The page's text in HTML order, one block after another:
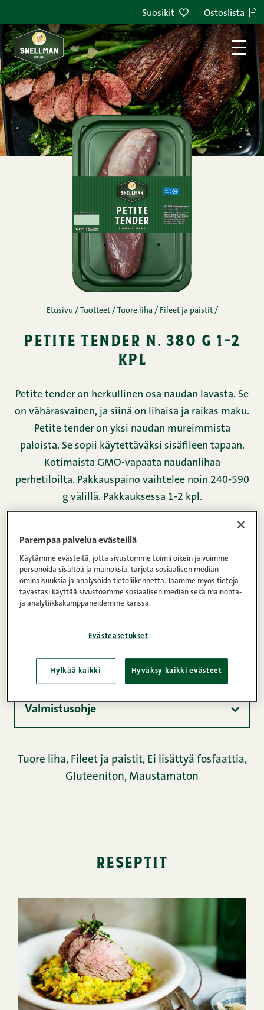
Suosikit Ostoslista
Etusivu / Tuotteet / Tuore liha / Fileet ja paistit /
petite tender n. 380 g 1-2
kpl
Petite tender on herkullinen osa naudan lavasta. Se
on vähärasvainen, ja siinä on lihaisa ja raikas maku.
Petite tender on yksi naudan mureimmista
paloista. Se sopii käytettäväksi sisäfileen tapaan.
Kotimaista GMO-vapaata naudanlihaa
perhetiloilta. Pakkauspaino vaihtelee noin 240-590
g välillä. Pakkauksessa 1-2 kpl.
Lihapitoisuus
100% 380g
Ravintosisältö
Valmistusohje
Tuore liha, Fileet ja paistit, Ei lisättyä fosfaattia,
Gluteeniton, Maustamaton
reseptit
Parempaa palvelua evästeillä
Käytämme evästeitä, jotta sivustomme toimii oikein ja voimme
personoida sisältöä ja mainoksia, tarjota sosiaalisen median
ominaisuuksia ja analysoida tietoliikennettä. Jaamme myös tietoja
tavastasi käyttää sivustoamme sosiaalisen median sekä mainonta-
ja analytiikkakumppaneidemme kanssa.
Evästeasetukset
Hylkää kaikki Hyväksy kaikki evästeet